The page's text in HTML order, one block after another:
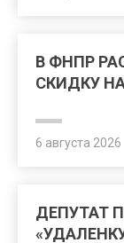
В ФНПР
СКИДКУ
6 августа 2026
ДЕПУТАТ